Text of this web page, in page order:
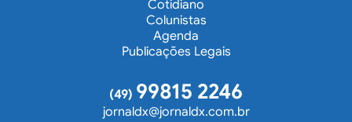
Cotidiano
Colunistas
Agenda
Publicações Legais
(49) 99815 2246
jornaldx@jornaldx.com.br